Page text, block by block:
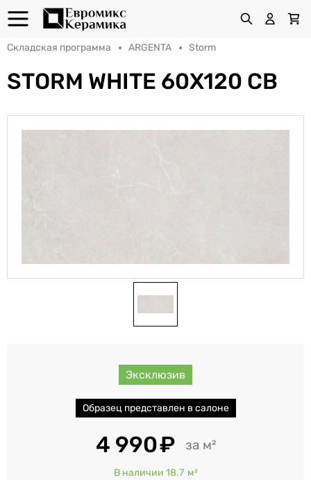
Складская программа ARGENTA Storm
STORM WHITE 60X120 CB
Эксклюзив
Образец представлен в салоне
4 990 м²
В наличии 18.7 м²